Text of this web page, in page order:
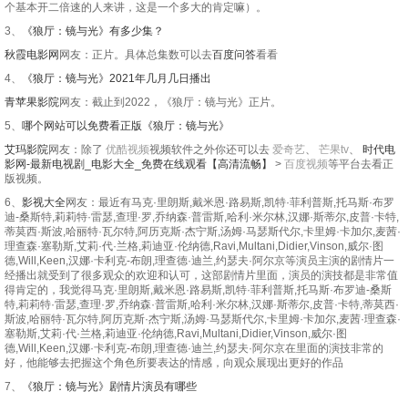
个基本开二倍速的人来讲，这是一个多大的肯定嘛）。
3、
《狼厅：镜与光》有多少集？
秋霞电影网网友：正片。具体总集数可以去百度问答看看
4、
《狼厅：镜与光》2021年几月几日播出
青苹果影院网友：截止到2022，《狼厅：镜与光》正片。
5、 哪个网站可以免费看正版《狼厅：镜与光》
艾玛影院网友：除了 优酷视频视频软件之外你还可以去 爱奇艺、 芒果tv、 时代电
影网-最新电视剧_电影大全_免费在线观看【高清流畅】 > 百度视频等平台去看正
版视频。
6、 影视大全网友：最近有马克·里朗斯,戴米恩·路易斯,凯特·菲利普斯,托马斯·布罗
迪-桑斯特,莉莉特·雷瑟,查理·罗,乔纳森·普雷斯,哈利·米尔林,汉娜·斯蒂尔,皮普·卡特,
蒂莫西·斯波,哈丽特·瓦尔特,阿历克斯·杰宁斯,汤姆·马瑟斯代尔,卡里姆·卡加尔,麦茜·
理查森·塞勒斯,艾莉·代·兰格,莉迪亚·伦纳德,Ravi,Multani,Didier,Vinson,威尔·图
德,Will,Keen,汉娜·卡利克-布朗,理查德·迪兰,约瑟夫·阿尔京等演员主演的剧情片一
经播出就受到了很多观众的欢迎和认可，这部剧情片里面，演员的演技都是非常值
得肯定的，我觉得马克·里朗斯,戴米恩·路易斯,凯特·菲利普斯,托马斯·布罗迪-桑斯
特,莉莉特·雷瑟,查理·罗,乔纳森·普雷斯,哈利·米尔林,汉娜·斯蒂尔,皮普·卡特,蒂莫西·
斯波,哈丽特·瓦尔特,阿历克斯·杰宁斯,汤姆·马瑟斯代尔,卡里姆·卡加尔,麦茜·理查森·
塞勒斯,艾莉·代·兰格,莉迪亚·伦纳德,Ravi,Multani,Didier,Vinson,威尔·图
德,Will,Keen,汉娜·卡利克-布朗,理查德·迪兰,约瑟夫·阿尔京在里面的演技非常的
好，他能够去把握这个角色所要表达的情感，向观众展现出更好的作品
7、
《狼厅：镜与光》剧情片演员有哪些